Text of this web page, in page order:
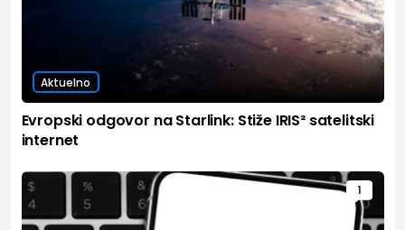
Aktuelno
Evropski odgovor na Starlink: Stiže IRIS² satelitski
internet
1